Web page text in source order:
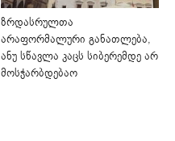
ზრდასრულთა
არაფორმალური განათლება,
ანუ სწავლა კაცს სიბერემდე არ
მოსჭარბდებაო